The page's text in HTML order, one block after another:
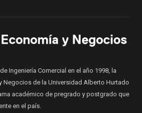
Ingeniería Comercial en el año 1998, la
Negocios de la Universidad Alberto Hurtado
académico de pregrado y postgrado que
en el país.